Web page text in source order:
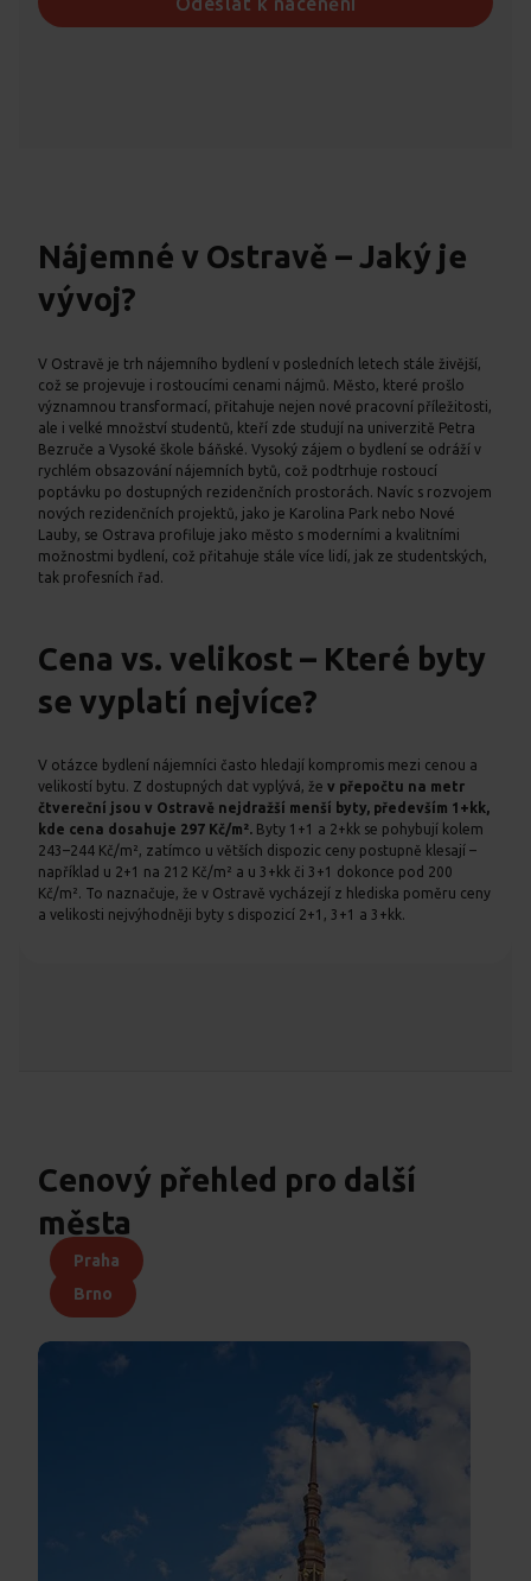
Nájemné v Ostravě – Jaký je
vývoj?
V Ostravě je trh nájemního bydlení v posledních letech stále živější,
což se projevuje i rostoucími cenami nájmů. Město, které prošlo
významnou transformací, přitahuje nejen nové pracovní příležitosti,
ale i velké množství studentů, kteří zde studují na univerzitě Petra
Bezruče a Vysoké škole báňské. Vysoký zájem o bydlení se odráží v
rychlém obsazování nájemních bytů, což podtrhuje rostoucí
poptávku po dostupných rezidenčních prostorách. Navíc s rozvojem
nových rezidenčních projektů, jako je Karolina Park nebo Nové
Lauby, se Ostrava profiluje jako město s moderními a kvalitními
možnostmi bydlení, což přitahuje stále více lidí, jak ze studentských,
tak profesních řad.
Cena vs. velikost – Které byty
se vyplatí nejvíce?
V otázce bydlení nájemníci často hledají kompromis mezi cenou a
velikostí bytu. Z dostupných dat vyplývá, že v přepočtu na metr
čtvereční jsou v Ostravě nejdražší menší byty, především 1+kk,
kde cena dosahuje 297 Kč/m². Byty 1+1 a 2+kk se pohybují kolem
243–244 Kč/m², zatímco u větších dispozic ceny postupně klesají –
například u 2+1 na 212 Kč/m² a u 3+kk či 3+1 dokonce pod 200
Kč/m². To naznačuje, že v Ostravě vycházejí z hlediska poměru ceny
a velikosti nejvýhodněji byty s dispozicí 2+1, 3+1 a 3+kk.
Cenový přehled pro další
města
Praha
Brno